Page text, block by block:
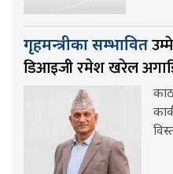
गृहमन्त्रीका सम्भावित
डिआइजी रमेश खरेल